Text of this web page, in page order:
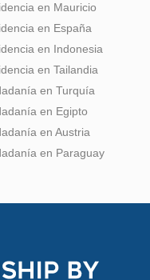
en Mauricio
en España
en Indonesia
en Tailandia
en Turquía
en Egipto
en Austria
en Paraguay